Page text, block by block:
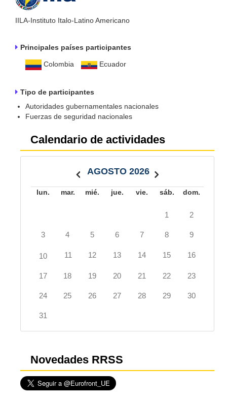
IILA-Instituto Italo-Latino Americano
Principales países participantes
Colombia Ecuador
Tipo de participantes
Autoridades gubernamentales nacionales
Fuerzas de seguridad nacionales
Calendario de actividades
AGOSTO 2026
lun. mar. mié. jue. vie. sáb. dom.
1 2
3 4 5 6 7 8 9
10 11 12 13 14 15 16
17 18 19 20 21 22 23
24 25 26 27 28 29 30
31
Novedades RRSS